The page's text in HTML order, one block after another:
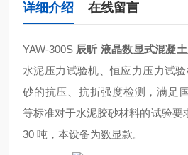
详细介绍 在线留言
YAW-300S 辰昕 液晶数显式混凝
水泥压力试验机、恒应力压力试
砂的抗压、抗折强度检测，满足
等标准对于水泥胶砂材料的试验要
30 吨，本设备为数显款。